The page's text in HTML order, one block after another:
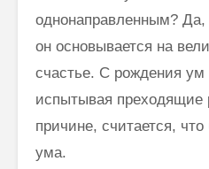
однонаправленным? Да,
он основывается на
счастье. С рождения ум
испытывая преходящие
причине, считается,
ума.